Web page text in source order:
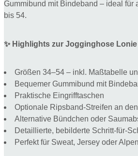
Gummibund mit Bindeband – ideal für
bis 54.
✨ Highlights zur Jogginghose Lonie
Größen 34–54 – inkl. Maßtabelle
Bequemer Gummibund mit
Praktische Eingrifftaschen
Optionale Ripsband-Streifen an
Alternative Bündchen oder
Detaillierte, bebilderte Schritt-für-
Perfekt für Sweat, Jersey oder